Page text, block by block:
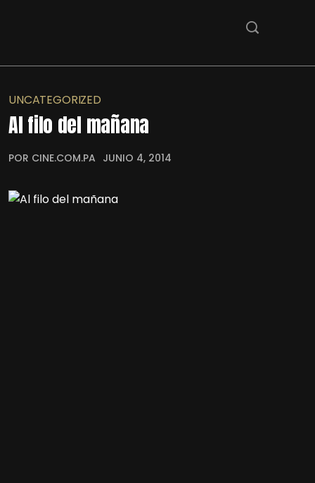
UNCATEGORIZED
Al filo del mañana
POR CINE.COM.PA JUNIO 4, 2014